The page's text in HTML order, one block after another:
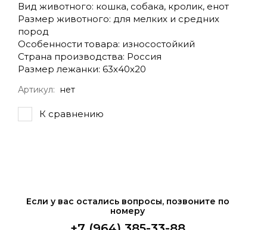
Вид животного: кошка, собака, кролик, енот
Размер животного: для мелких и средних
пород
Особенности товара: износостойкий
Страна производства: Россия
Размер лежанки: 63х40х20
Артикул: нет
К сравнению
Если у вас остались вопросы, позвоните по
номеру